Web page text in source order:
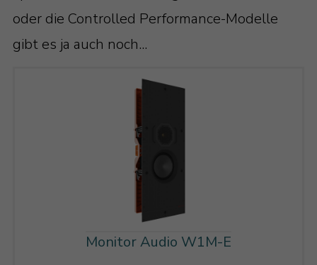
oder die Controlled Performance-Modelle
gibt es ja auch noch...
Monitor Audio W1M-E